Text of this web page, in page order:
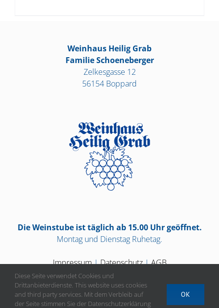
Weinhaus Heilig Grab
Familie Schoeneberger
Zelkesgasse 12
56154 Boppard
Die Weinstube ist täglich ab 15.00 Uhr geöffnet.
Montag und Dienstag Ruhetag.
Impressum|Datenschutz|AGB
Diese Seite verwendet Cookies und
Drittanbieterdienste. This website uses cookies
and third party services. Mit dem Verbleib auf
der Seite stimmen Sie der Datenschutzerklärung
OK